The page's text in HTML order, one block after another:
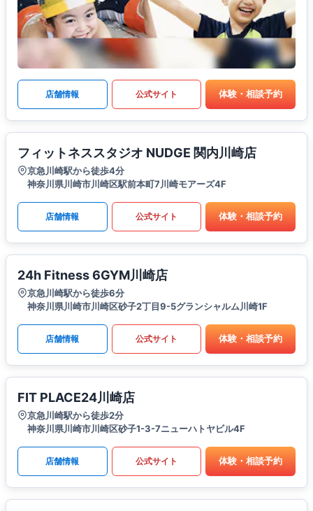
店舗情報 公式サイト 体験・相談予約
フィットネススタジオ NUDGE 関内川崎店
京急川崎駅から徒歩4分
神奈川県川崎市川崎区駅前本町7川崎モアーズ4F
店舗情報 公式サイト 体験・相談予約
24h Fitness 6GYM川崎店
京急川崎駅から徒歩6分
神奈川県川崎市川崎区砂子2丁目9-5グランシャルム川崎1F
店舗情報 公式サイト 体験・相談予約
FIT PLACE24川崎店
京急川崎駅から徒歩2分
神奈川県川崎市川崎区砂子1-3-7ニューハトヤビル4F
店舗情報 公式サイト 体験・相談予約